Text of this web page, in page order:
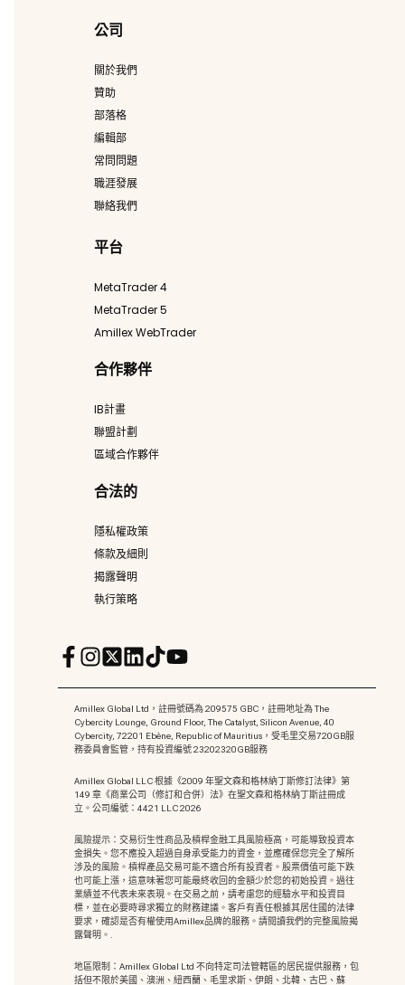
公司
關於我們
贊助
部落格
編輯部
常問問題
職涯發展
聯絡我們
平台
MetaTrader 4
MetaTrader 5
Amillex WebTrader
合作夥伴
IB計畫
聯盟計劃
區域合作夥伴
合法的
隱私權政策
條款及細則
揭露聲明
執行策略
Amillex Global Ltd，註冊號碼為 209575 GBC，註冊地址為 The
Cybercity Lounge, Ground Floor, The Catalyst, Silicon Avenue, 40
Cybercity, 72201 Ebène, Republic of Mauritius，受毛里交易720GB服
務委員會監管，持有投資編號 23202320GB服務
Amillex Global LLC 根據《2009 年聖文森和格林納丁斯修訂法律》第
149 章《商業公司（修訂和合併）法》在聖文森和格林納丁斯註冊成
立。公司編號：4421 LLC 2026
風險提示：交易衍生性商品及槓桿金融工具風險極高，可能導致投資本
金損失。您不應投入超過自身承受能力的資金，並應確保您完全了解所
涉及的風險。槓桿產品交易可能不適合所有投資者。股票價值可能下跌
也可能上漲，這意味著您可能最終收回的金額少於您的初始投資。過往
業績並不代表未來表現。在交易之前，請考慮您的經驗水平和投資目
標，並在必要時尋求獨立的財務建議。客戶有責任根據其居住國的法律
要求，確認是否有權使用Amillex品牌的服務。請閱讀我們的完整風險揭
露聲明。.
地區限制：Amillex Global Ltd 不向特定司法管轄區的居民提供服務，包
括但不限於美國、澳洲、紐西蘭、毛里求斯、伊朗、北韓、古巴、蘇